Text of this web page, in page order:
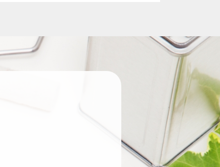
のため、Googleアナリティクスを使用
お客様のIPアドレスなどの情報を収集